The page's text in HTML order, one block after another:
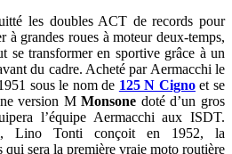
les doubles ACT de records pour
à grandes roues à moteur deux-temps,
se transformer en sportive grâce à un
du cadre. Acheté par Aermacchi le
sous le nom de 125 N Cignoet se
version MMonsone doté d’un gros
l’équipe Aermacchi aux ISDT.
Lino Tonti conçoit en 1952, la
qui sera la première vraie moto routière